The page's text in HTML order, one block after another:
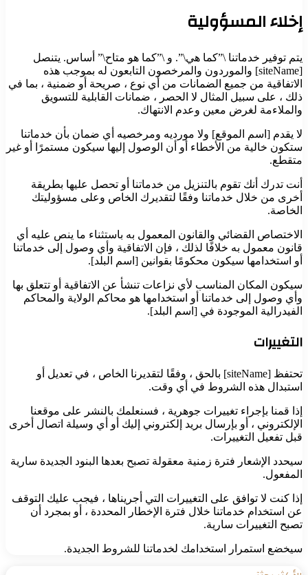
إخلاء المسؤولية
يتم توفير خدماتنا \”كما هي\”. و \”كما هو متاح\” أساس. يتنصل
[siteName] والموردون والمرخصون التابعون له بموجب هذه
الاتفاقية من جميع الضمانات من أي نوع ، صريحة أو ضمنية ، بما في
ذلك ، على سبيل المثال لا الحصر ، ضمانات القابلية للتسويق
والملاءمة لغرض معين وعدم الانتهاك.
لا يقدم [اسم الموقع] ولا مورديه ومرخصيه أي ضمان بأن خدماتنا
ستكون خالية من الأخطاء أو أن الوصول إليها سيكون مستمرًا أو غير
متقطع.
أنت تدرك أنك تقوم بالتنزيل من خدماتنا أو تحصل عليها بطريقة
أخرى من خلال خدماتنا وفقًا لتقديرك الخاص وعلى مسؤوليتك
الخاصة.
الاختصاص القضائي والقانون المعمول به باستثناء ما ينص عليه أي
قانون معمول به خلافًا لذلك ، فإن الاتفاقية وأي وصول إلى خدماتنا
أو استخدامها سيكون محكومًا بقوانين [اسم البلد].
سيكون المكان المناسب لأي نزاعات تنشأ عن الاتفاقية أو تتعلق بها
وأي وصول إلى خدماتنا أو استخدامها هو محاكم الولاية والمحاكم
الفيدرالية الموجودة في [اسم البلد].
التغييرات
تحتفظ [siteName] بالحق ، وفقًا لتقديرنا الخاص ، في تعديل أو
استبدال هذه الشروط في أي وقت.
إذا قمنا بإجراء تغييرات جوهرية ، فسنعلمك بالنشر على موقعنا
الإلكتروني ، أو بإرسال بريد إلكتروني إليك أو أي وسيلة اتصال أخرى
قبل تفعيل التغييرات.
سيحدد الإشعار فترة زمنية معقولة تصبح بعدها البنود الجديدة سارية
المفعول.
إذا كنت لا توافق على التغييرات التي أجريناها ، فيجب عليك التوقف
عن استخدام خدماتنا خلال فترة الإخطار المحددة ، أو بمجرد أن
تصبح التغييرات سارية.
سيخضع استمرار استخدامك لخدماتنا للشروط الجديدة.